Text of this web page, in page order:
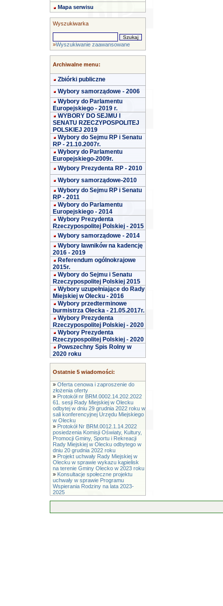
Mapa serwisu
Wyszukiwarka
»Wyszukiwanie zaawansowane
Archiwalne menu:
Zbiórki publiczne
Wybory samorządowe - 2006
Wybory do Parlamentu
Europejskiego - 2019 r.
WYBORY DO SEJMU I
SENATU RZECZYPOSPOLITEJ
POLSKIEJ 2019
Wybory do Sejmu RP i Senatu
RP - 21.10.2007r.
Wybory do Parlamentu
Europejskiego-2009r.
Wybory Prezydenta RP - 2010
Wybory samorządowe-2010
Wybory do Sejmu RP i Senatu
RP - 2011
Wybory do Parlamentu
Europejskiego - 2014
Wybory Prezydenta
Rzeczypospolitej Polskiej - 2015
Wybory samorządowe - 2014
Wybory ławników na kadencję
2016 - 2019
Referendum ogólnokrajowe
2015r.
Wybory do Sejmu i Senatu
Rzeczypospolitej Polskiej 2015
Wybory uzupełniające do Rady
Miejskiej w Olecku - 2016
Wybory przedterminowe
burmistrza Olecka - 21.05.2017r.
Wybory Prezydenta
Rzeczypospolitej Polskiej - 2020
Wybory Prezydenta
Rzeczypospolitej Polskiej - 2020
Powszechny Spis Rolny w
2020 roku
Ostatnie 5 wiadomości:
» Oferta cenowa i zaproszenie do
złożenia oferty
» Protokół nr BRM.0002.14.202.2022
61. sesji Rady Miejskiej w Olecku
odbytej w dniu 29 grudnia 2022 roku w
sali konferencyjnej Urzędu Miejskiego
w Olecku
» Protokół Nr BRM.0012.1.14.2022
posiedzenia Komisji Oświaty, Kultury,
Promocji Gminy, Sportu i Rekreacji
Rady Miejskiej w Olecku odbytego w
dniu 20 grudnia 2022 roku
» Projekt uchwały Rady Miejskiej w
Olecku w sprawie wykazu kąpielisk
na terenie Gminy Olecko w 2023 roku
» Konsultacje społeczne projektu
uchwały w sprawie Programu
Wspierania Rodziny na lata 2023-
2025